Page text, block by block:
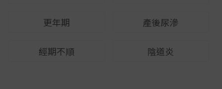
更年期 產後尿滲
經期不順 陰道炎